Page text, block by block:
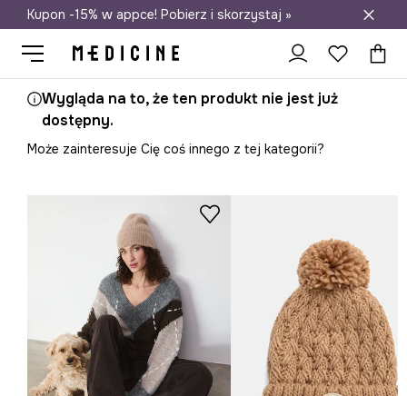
Darmowa dostawa do salonów
Kupon -15% w appce! Pobierz i skorzystaj »
Wygląda na to, że ten produkt nie jest już
dostępny.
Może zainteresuje Cię coś innego z tej kategorii?